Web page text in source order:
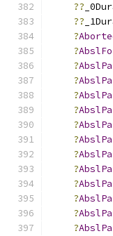
??
??
?
?
?
?
?
?
?
?
?
?
?
?
?
?